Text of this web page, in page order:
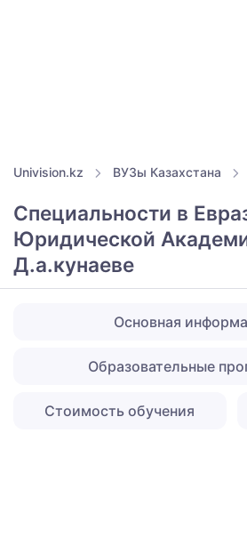
Univision.kz ВУЗы Казахстана
Специальности в
Юридической
Д.а.кунаеве
Основная
Образовательные
Стоимость обучения